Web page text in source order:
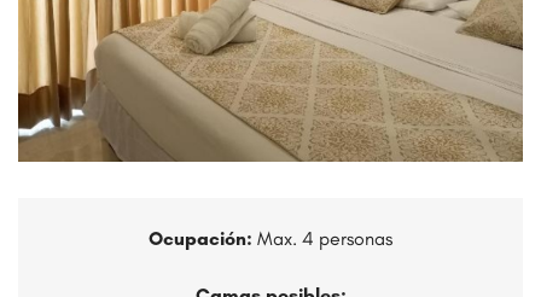
Ocupación: Max. 4 personas